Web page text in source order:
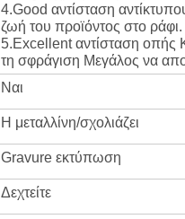
4.Good αντίσταση
ζωή του προϊόντος στο ράφι.
5.Excellent αντίσταση οπής
τη σφράγιση Μεγάλος να
Ναι
Η μεταλλίνη/σχολιάζει
Gravure εκτύπωση
Δεχτείτε